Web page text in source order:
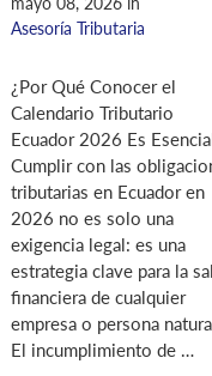
Asesoría Tributaria
¿Por Qué Conocer el
Calendario Tributario
Ecuador 2026 Es
Cumplir con las
tributarias en Ecuador en
2026 no es solo una
exigencia legal: es una
estrategia clave para la
financiera de cualquier
empresa o persona
El incumplimiento de …